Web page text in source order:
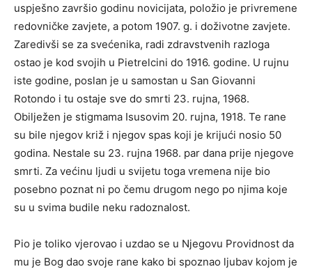
uspješno završio godinu novicijata, položio je privremene
redovničke zavjete, a potom 1907. g. i doživotne zavjete.
Zaredivši se za svećenika, radi zdravstvenih razloga
ostao je kod svojih u Pietrelcini do 1916. godine. U rujnu
iste godine, poslan je u samostan u San Giovanni
Rotondo i tu ostaje sve do smrti 23. rujna, 1968.
Obilježen je stigmama Isusovim 20. rujna, 1918. Te rane
su bile njegov križ i njegov spas koji je krijući nosio 50
godina. Nestale su 23. rujna 1968. par dana prije njegove
smrti. Za većinu ljudi u svijetu toga vremena nije bio
posebno poznat ni po čemu drugom nego po njima koje
su u svima budile neku radoznalost.
Pio je toliko vjerovao i uzdao se u Njegovu Providnost da
mu je Bog dao svoje rane kako bi spoznao ljubav kojom je